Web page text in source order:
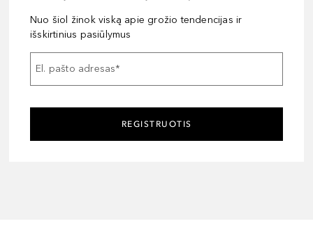
Nuo šiol žinok viską apie grožio tendencijas ir
išskirtinius pasiūlymus
El. pašto adresas*
REGISTRUOTIS